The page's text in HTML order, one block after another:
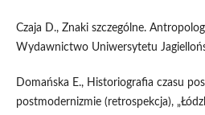
Czaja D., Znaki szczególne.
Wydawnictwo Uniwersytetu
Domańska E., Historiografia czasu
postmodernizmie (retrospekcja),